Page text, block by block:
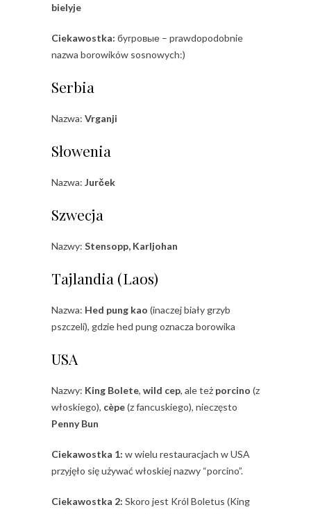
bielyje
Ciekawostka: бyгpoвые – prawdopodobnie
nazwa borowików sosnowych:)
Serbia
Nazwa: Vrganji
Słowenia
Nazwa: Jurček
Szwecja
Nazwy: Stensopp, Karljohan
Tajlandia (Laos)
Nazwa: Hed pung kao (inaczej biały grzyb
pszczeli), gdzie hed pung oznacza borowika
USA
Nazwy: King Bolete, wild cep, ale też porcino (z
włoskiego), cèpe(z fancuskiego), nieczęsto
Penny Bun
Ciekawostka 1: w wielu restauracjach w USA
przyjęło się używać włoskiej nazwy “porcino”.
Ciekawostka 2: Skoro jest Król Boletus (King